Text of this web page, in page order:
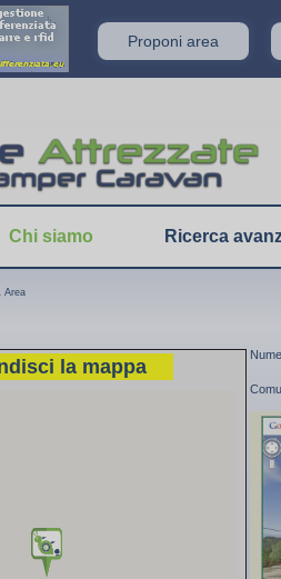
Proponi area
Chi siamo Ricerca
la mappa
Area